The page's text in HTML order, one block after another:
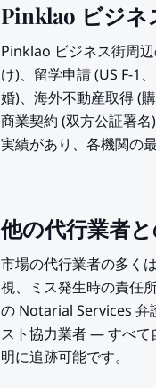
Pinklao ビジネ
Pinklao ビジネス街周
け)、留学申請 (US F-1
婚)、海外不動産取得 (
商業契約 (双方公証署
実績があり、各機関の
他の代行業者
市場の代行業者の多く
視、ミス発生時の責任
の Notarial Services
スト協力業者 — すべて
明に追跡可能です。